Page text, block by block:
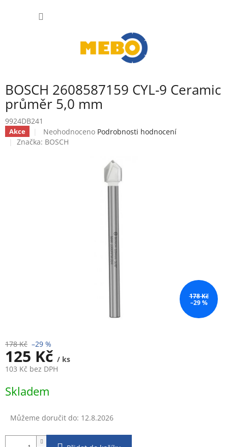
BOSCH 2608587159 CYL-9 Ceramic
průměr 5,0 mm
9924DB241
Akce
Průměrné
hodnocení
Neohodnoceno Podrobnosti hodnocení
Značka: BOSCH
178 Kč
–29 %
178 Kč –29 %
125 Kč / ks
103 Kč bez DPH
cena:
Skladem
Můžeme doručit do: 12.8.2026